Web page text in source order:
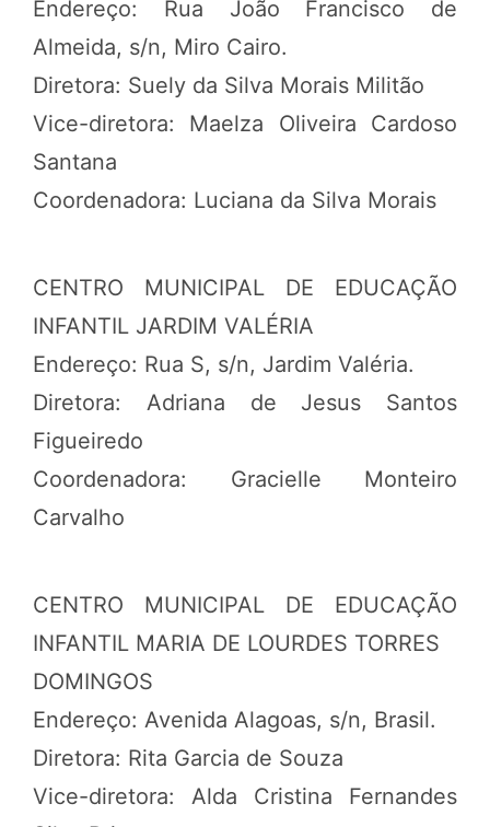
Endereço: Rua João Francisco de
Almeida, s/n, Miro Cairo.
Diretora: Suely da Silva Morais Militão
Vice-diretora: Maelza Oliveira Cardoso
Santana
Coordenadora: Luciana da Silva Morais
CENTRO MUNICIPAL DE EDUCAÇÃO
INFANTIL JARDIM VALÉRIA
Endereço: Rua S, s/n, Jardim Valéria.
Diretora: Adriana de Jesus Santos
Figueiredo
Coordenadora: Gracielle Monteiro
Carvalho
CENTRO MUNICIPAL DE EDUCAÇÃO
INFANTIL MARIA DE LOURDES TORRES
DOMINGOS
Endereço: Avenida Alagoas, s/n, Brasil.
Diretora: Rita Garcia de Souza
Vice-diretora: Alda Cristina Fernandes